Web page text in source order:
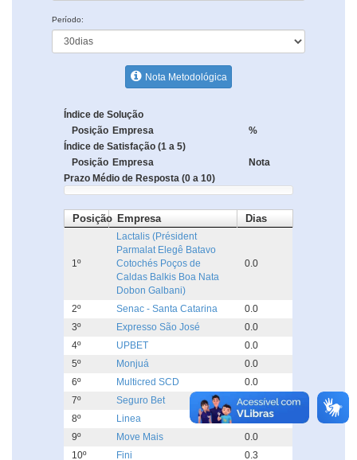
Período:
Nota Metodológica
Índice de Solução
Posição Empresa
%
Índice de Satisfação (1 a 5)
Posição Empresa
Nota
Prazo Médio de Resposta (0 a 10)
Posição Empresa Dias
1º
Lactalis (Président
Parmalat Elegê Batavo
Cotochés Poços de
Caldas Balkis Boa Nata
Dobon Galbani)
0.0
2º Senac - Santa Catarina
0.0
3º
Expresso São José
0.0
4º
UPBET
0.0
5º
Monjuá
0.0
6º
Multicred SCD
0.0
7º
Seguro Bet
0.0
8º
Linea
0.0
9º
Move Mais
0.0
10º
Fini 0.3